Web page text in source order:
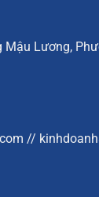
Mậu Lương,
//